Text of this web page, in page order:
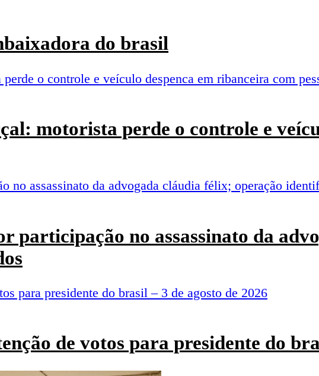
do brasil
motorista perde o controle e
participação no assassinato da
de votos para presidente do